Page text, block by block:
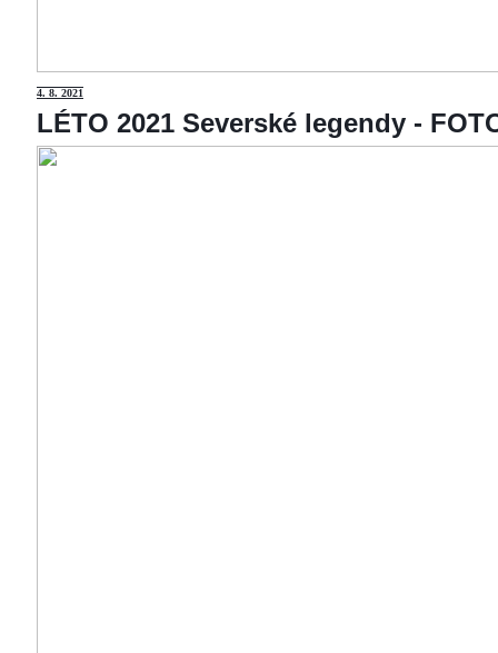
4. 8. 2021
LÉTO 2021 Severské legendy -